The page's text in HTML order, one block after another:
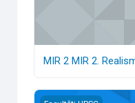
MIR 2 MIR 2.